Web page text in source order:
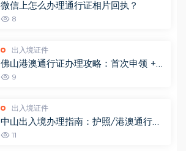
微信上怎么办理通行证相片回执？
8
出入境证件
佛山港澳通行证办理攻略：首次申领 +
异地办理 + 签注续签一文说清！
9
出入境证件
中山出入境办理指南：护照/港澳通行证
操作步骤+材料清单，一文搞定不跑空！
11